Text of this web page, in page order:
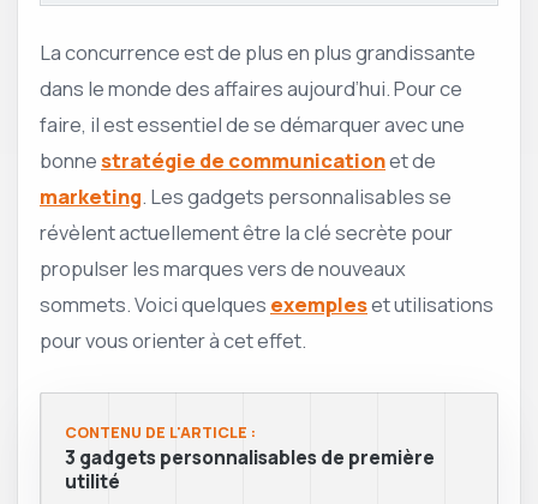
La concurrence est de plus en plus grandissante
dans le monde des affaires aujourd’hui. Pour ce
faire, il est essentiel de se démarquer avec une
bonnestratégie de communicationet de
marketing. Les gadgets personnalisables se
révèlent actuellement être la clé secrète pour
propulser les marques vers de nouveaux
sommets. Voici quelques exempleset utilisations
pour vous orienter à cet effet.
CONTENU DE L'ARTICLE :
3 gadgets personnalisables de première
utilité